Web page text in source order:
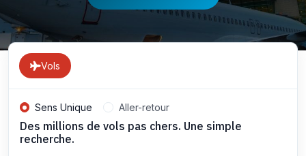
Vols
Sens Unique Aller-retour
Des millions de vols pas chers. Une simple
recherche.